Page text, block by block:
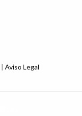
| Aviso Legal